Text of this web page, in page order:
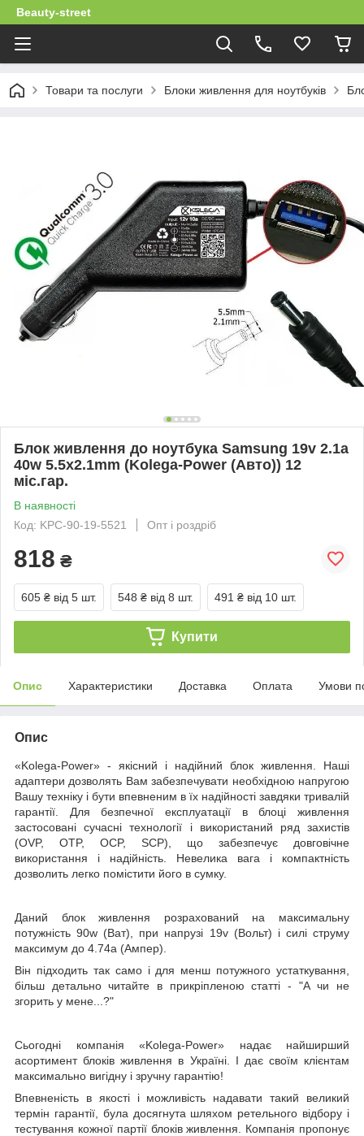
Beauty-street
Товари та послуги Блоки живлення для ноутбуків
Блок живлення до ноутбука Samsung 19v 2.1a
40w 5.5x2.1mm (Kolega-Power (Авто)) 12
міс.гар.
В наявності
Код: KPC-90-19-5521
Опт і роздріб
818 ₴
605 ₴ від 5 шт. 548 ₴ від 8 шт. 491 ₴ від 10 шт.
Купити
Опис Характеристики Доставка Оплата Умови
Опис
«Kolega-Power» - якісний і надійний блок живлення. Наші
адаптери дозволять Вам забезпечувати необхідною напругою
Вашу техніку і бути впевненим в їх надійності завдяки тривалій
гарантії. Для безпечної експлуатації в блоці живлення
застосовані сучасні технології і використаний ряд захистів
(OVP, OTP, OCP, SCP), що забезпечує довговічне
використання і надійність. Невелика вага і компактність
дозволить легко помістити його в сумку.
Даний блок живлення розрахований на максимальну
потужність90w (Ват) , при напрузі 19v (Вольт) і силі струму
максимум до 4.74a (Ампер).
Він підходить так само і для менш потужного устаткування,
більш детально читайте в прикріпленою статті - "А чи не
згорить у мене...?"
Сьогодні компанія «Kolega-Power» надає найширший
асортимент блоків живлення в Україні. І дає своїм клієнтам
максимально вигідну і зручну гарантію!
Впевненість в якості і можливість надавати такий великий
термін гарантії, була досягнута шляхом ретельного відбору і
тестування кожної партії блоків живлення. Компанія пропонує